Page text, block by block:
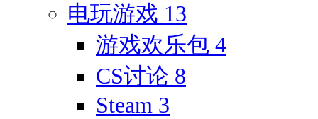
电玩游戏 13
游戏欢乐包 4
CS讨论 8
Steam 3